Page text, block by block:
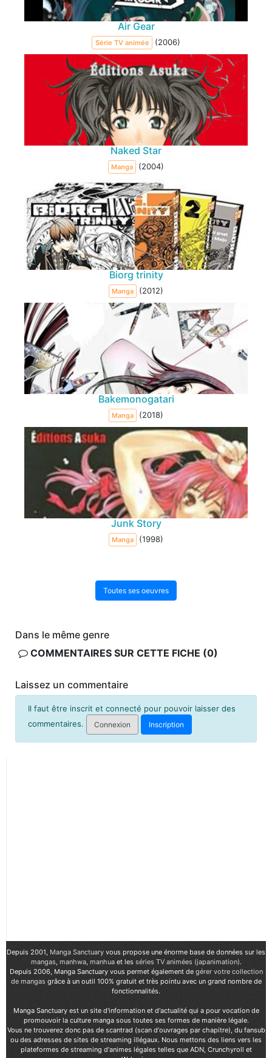
Air Gear
Série TV animée (2006)
Naked Star
Manga (2004)
Biorg trinity
Manga (2012)
Bakemonogatari
Manga (2018)
Junk Story
Manga (1998)
Toutes ses oeuvres
Dans le même genre
COMMENTAIRES SUR CETTE FICHE (0)
Laissez un commentaire
Il faut être inscrit et connecté pour pouvoir laisser des
commentaires.
Connexion Inscription
Depuis 2001, Manga Sanctuary vous propose une énorme base de données sur les
mangas, manhwa, manhuaet les séries TV animées (japanimation).
Depuis 2006, Manga Sanctuary vous permet également de gérer votre collection
de mangasgrâce à un outil 100% gratuit et très pointu avec un grand nombre de
fonctionnalités.
Manga Sanctuary est un site d'information et d'actualité qui a pour vocation de
promouvoir la culture manga sous toutes ses formes de manière légale.
Vous ne trouverez donc pas de scantrad (scan d'ouvrages par chapitre), du fansub
ou des adresses de sites de streaming illégaux. Nous mettons des liens vers les
plateformes de streaming d'animes légales telles que ADN, Crunchyroll et